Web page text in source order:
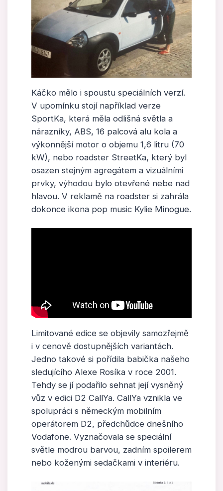
Káčko mělo i spoustu speciálních verzí.
V upomínku stojí například verze
SportKa, která měla odlišná světla a
nárazníky, ABS, 16 palcová alu kola a
výkonnější motor o objemu 1,6 litru (70
kW), nebo roadster StreetKa, který byl
osazen stejným agregátem a vizuálními
prvky, výhodou bylo otevřené nebe nad
hlavou. V reklamě na roadster si zahrála
dokonce ikona pop music Kylie Minogue.
Limitované edice se objevily samozřejmě
i v cenově dostupnějších variantách.
Jedno takové si pořídila babička našeho
sledujícího Alexe Rosíka v roce 2001.
Tehdy se jí podařilo sehnat její vysněný
vůz v edici D2 CallYa. CallYa vznikla ve
spolupráci s německým mobilním
operátorem D2, předchůdce dnešního
Vodafone. Vyznačovala se speciální
světle modrou barvou, zadním spoilerem
nebo koženými sedačkami v interiéru.